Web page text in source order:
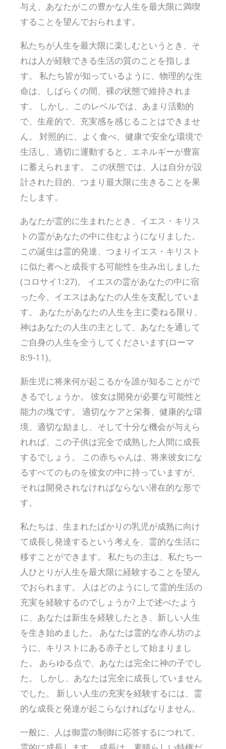
与え、あなたがこの豊かな人生を最大限に満喫
することを望んでおられます。
私たちが人生を最大限に楽しむというとき、そ
れは人が経験できる生活の質のことを指しま
す。 私たち皆が知っているように、物理的な生
命は、しばらくの間、裸の状態で維持されま
す。 しかし、このレベルでは、あまり活動的
で、生産的で、充実感を感じることはできませ
ん。 対照的に、よく食べ、健康で安全な環境で
生活し、適切に運動すると、エネルギーが豊富
に蓄えられます。 この状態では、人は自分が設
計された目的、つまり最大限に生きることを果
たします。
あなたが霊的に生まれたとき、イエス・キリス
トの霊があなたの中に住むようになりました。
この誕生は霊的発達、つまりイエス・キリスト
に似た者へと成長する可能性を生み出しました
(コロサイ1:27)。 イエスの霊があなたの中に宿
った今、イエスはあなたの人生を支配していま
す。 あなたがあなたの人生を主に委ねる限り、
神はあなたの人生の主として、あなたを通して
ご自身の人生を全うしてくださいます(ローマ
8:9-11)。
新生児に将来何が起こるかを誰が知ることがで
きるでしょうか。 彼女は開発が必要な可能性と
能力の塊です。 適切なケアと栄養、健康的な環
境、適切な励まし、そして十分な機会が与えら
れれば、この子供は完全で成熟した人間に成長
するでしょう。 この赤ちゃんは、将来彼女にな
るすべてのものを彼女の中に持っていますが、
それは開発されなければならない潜在的な形で
す。
私たちは、生まれたばかりの乳児が成熟に向け
て成長し発達するという考えを、霊的な生活に
移すことができます。 私たちの主は、私たち一
人ひとりが人生を最大限に経験することを望ん
でおられます。 人はどのようにして霊的生活の
充実を経験するのでしょうか? 上で述べたよう
に、あなたは新生を経験したとき、新しい人生
を生き始めました。 あなたは霊的な赤ん坊のよ
うに、キリストにある赤子として始まりまし
た。 あらゆる点で、あなたは完全に神の子でし
た。 しかし、あなたは完全に成長していません
でした。 新しい人生の充実を経験するには、霊
的な成長と発達が起こらなければなりません。
一般に、人は御霊の制御に応答するにつれて、